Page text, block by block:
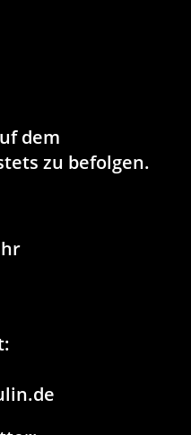
dem
zu befolgen.